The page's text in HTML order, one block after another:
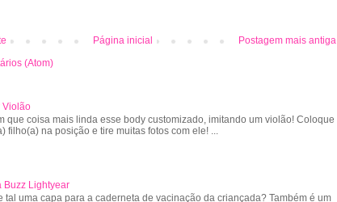
Postagem mais antiga
Página inicial
(Atom)
Violão
que coisa mais linda esse body customizado, imitando um violão! Coloque
filho(a) na posição e tire muitas fotos com ele! ...
Buzz Lightyear
tal uma capa para a caderneta de vacinação da criançada? Também é um